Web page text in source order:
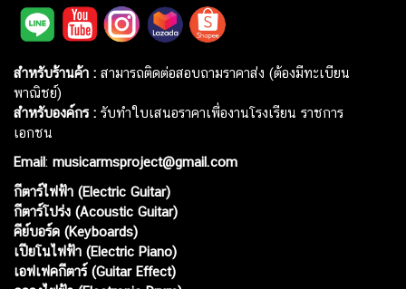
สำหรับร้านค้า : สามารถติดต่อสอบถามราคาส่ง (ต้องมีทะเบียน
พาณิชย์)
สำหรับองค์กร : รับทำใบเสนอราคาเพื่องานโรงเรียน ราชการ
เอกชน
Email: musicarmsproject@gmail.com
กีตาร์ไฟฟ้า (Electric Guitar)
กีตาร์โปร่ง (Acoustic Guitar)
คีย์บอร์ด (Keyboards)
เปียโนไฟฟ้า (Electric Piano)
เอฟเฟคกีตาร์ (Guitar Effect)